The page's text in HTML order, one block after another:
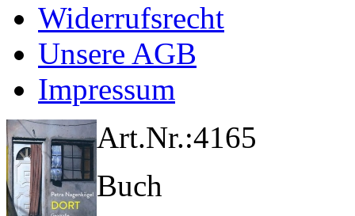
Widerrufsrecht
Unsere AGB
Impressum
Art.Nr.:4165
Buch